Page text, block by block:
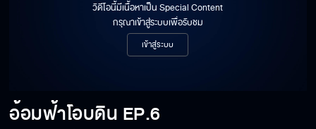
วิดีโอนี้มีเนื้อหาเป็น Special Content
กรุณาเข้าสู่ระบบเพื่อรับชม
เข้าสู่ระบบ
อ้อมฟ้าโอบดิน EP.6